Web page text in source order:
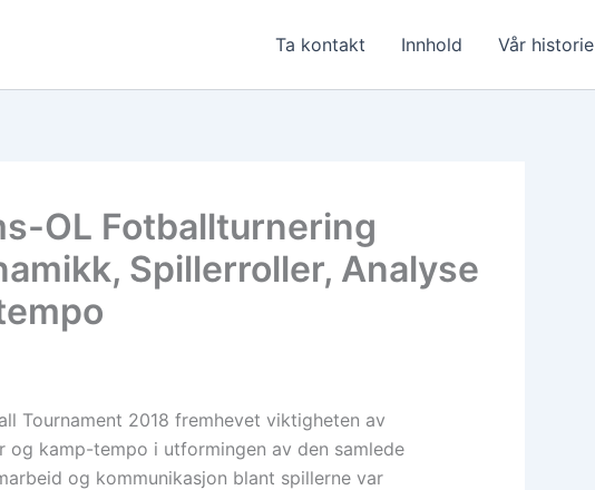
Ta kontakt Innhold Vår historie
OL Fotballturnering
Spillerroller, Analyse
Tournament 2018 fremhevet viktigheten av
og kamp-tempo i utformingen av den samlede
og kommunikasjon blant spillerne var